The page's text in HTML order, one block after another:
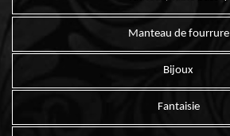
Manteau de fourrure
Bijoux
Fantaisie